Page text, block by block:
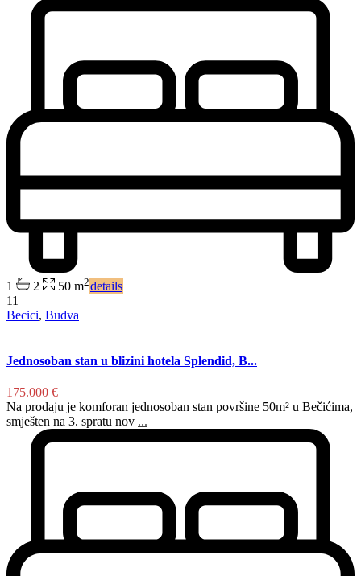
1 2 50 m2details
11
Becici, Budva
Jednosoban stan u blizini hotela Splendid, B...
175.000 €
Na prodaju je komforan jednosoban stan površine 50m² u Bečićima,
smješten na 3. spratu nov ...